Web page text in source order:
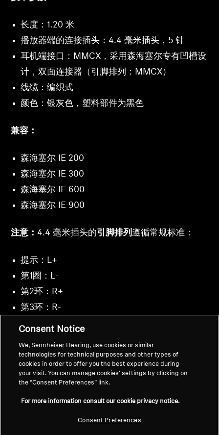
长度：1.20 米
播放器端的连接插头：4.4 毫米插头，5 针
耳机端接口：MMCX，采用森海塞尔专有凹槽设
计，双面连接器（引脚排列：MMCX）
线缆：编织式
颜色：银灰色，塑料部件为黑色
兼容：
森海塞尔 IE 200
森海塞尔 IE 300
森海塞尔 IE 600
森海塞尔 IE 900
注意： 4.4 毫米插头的引脚排列遵循常规标准：
提示：L+
第1圈：L-
第2环：R+
第3环：R-
护套：GND（此线缆未使用）
支持
返回顶部
国家/地区
Consent Notice
We, Sennheiser Hearing, use cookies or similar
technologies for technical purposes and other types of
cookies in order to offer you the best experience during
your visit. You can manage cookies’ settings by clicking on
the “Consent Preferences” link.
For more information consult our cookie privacy notice.
Consent Preferences